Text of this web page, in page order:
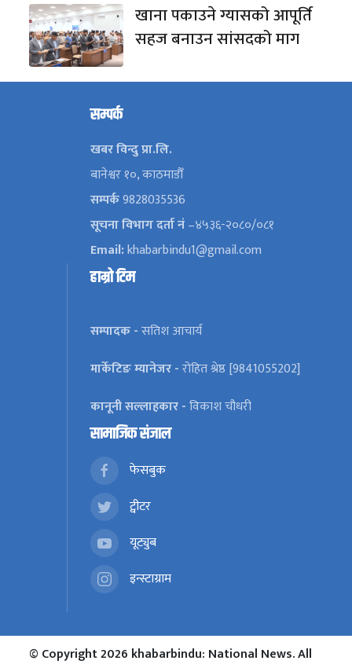
खाना पकाउने ग्यासको आपूर्ति
सहज बनाउन सांसदको माग
सम्पर्क
खबर विन्दु प्रा.लि.
बानेश्वर १०, काठमाडौँ
सम्पर्क9828035536
सूचना विभाग दर्ता नं–४५३६-२०८०/०८१
Email:khabarbindu1@gmail.com
हाम्रो टिम
सम्पादक -सतिश आचार्य
मार्केटिङ म्यानेजर -रोहित श्रेष्ठ [9841055202]
कानूनी सल्लाहकार -विकाश चौधरी
सामाजिक संजाल
फेसबुक
ट्वीटर
यूट्युब
इन्स्टाग्राम
© Copyright 2026 khabarbindu: National News. All